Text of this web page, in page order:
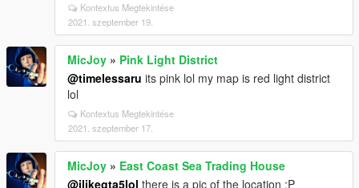
Kontextus Megtekintése
2021. szeptember 19.
MicJoy » Pink Light District
@timelessaru its pink lol my map is red light district
lol
Kontextus Megtekintése
2021. szeptember 17.
MicJoy » East Coast Sea Trading House
@ilikegta5lol there is a pic of the location :P